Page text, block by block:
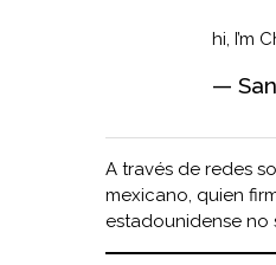
hi, I’m
—
A través de redes
mexicano, quien
estadounidense no